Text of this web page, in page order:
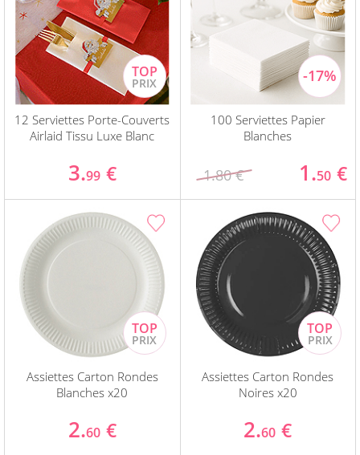
12 Serviettes Porte-Couverts
Airlaid Tissu Luxe Blanc
3.99 €
100 Serviettes Papier
Blanches
1.80 € 1.50 €
Assiettes Carton Rondes
Blanches x20
2.60 €
Assiettes Carton Rondes
Noires x20
2.60 €